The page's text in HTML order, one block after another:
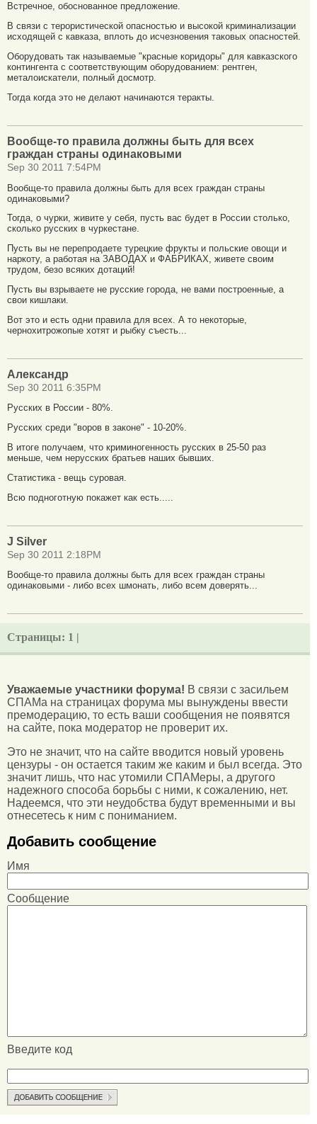
Встречное, обоснованное предложение.
В связи с терористической опасностью и высокой криминализации
исходящей с кавказа, вплоть до исчезновения таковых опасностей.
Оборудовать так называемые "красные коридоры" для кавказского
контингента с соответствующим оборудованием: рентген,
металоискатели, полный досмотр.
Тогда когда это не делают начинаются теракты.
Вообще-то правила должны быть для всех
граждан страны одинаковыми
Sep 30 2011 7:54PM
Вообще-то правила должны быть для всех граждан страны
одинаковыми?
Тогда, о чурки, живите у себя, пусть вас будет в России столько,
сколько русских в чуркестане.
Пусть вы не перепродаете турецкие фрукты и польские овощи и
наркоту, а работая на ЗАВОДАХ и ФАБРИКАХ, живете своим
трудом, безо всяких дотаций!
Пусть вы взрываете не русские города, не вами построенные, а
свои кишлаки.
Вот это и есть одни правила для всех. А то некоторые,
чернохитрожопые хотят и рыбку съесть...
Александр
Sep 30 2011 6:35PM
Русских в России - 80%.
Русских среди "воров в законе" - 10-20%.
В итоге получаем, что криминогенность русских в 25-50 раз
меньше, чем нерусских братьев наших бывших.
Статистика - вещь суровая.
Всю подноготную покажет как есть.....
J Silver
Sep 30 2011 2:18PM
Вообще-то правила должны быть для всех граждан страны
одинаковыми - либо всех шмонать, либо всем доверять...
Страницы: 1 |
Уважаемые участники форума! В связи с засильем
СПАМа на страницах форума мы вынуждены ввести
премодерацию, то есть ваши сообщения не появятся
на сайте, пока модератор не проверит их.
Это не значит, что на сайте вводится новый уровень
цензуры - он остается таким же каким и был всегда. Это
значит лишь, что нас утомили СПАМеры, а другого
надежного способа борьбы с ними, к сожалению, нет.
Надеемся, что эти неудобства будут временными и вы
отнесетесь к ним с пониманием.
Добавить сообщение
Имя
Сообщение
Введите код